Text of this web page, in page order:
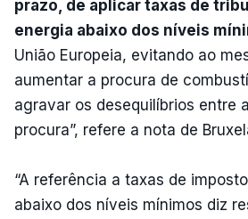
prazo, de aplicar taxas de
energia abaixo dos níveis
União Europeia, evitando ao
aumentar a procura de
agravar os desequilíbrios entre
procura”, refere a nota de
“A referência a taxas de
abaixo dos níveis mínimos diz